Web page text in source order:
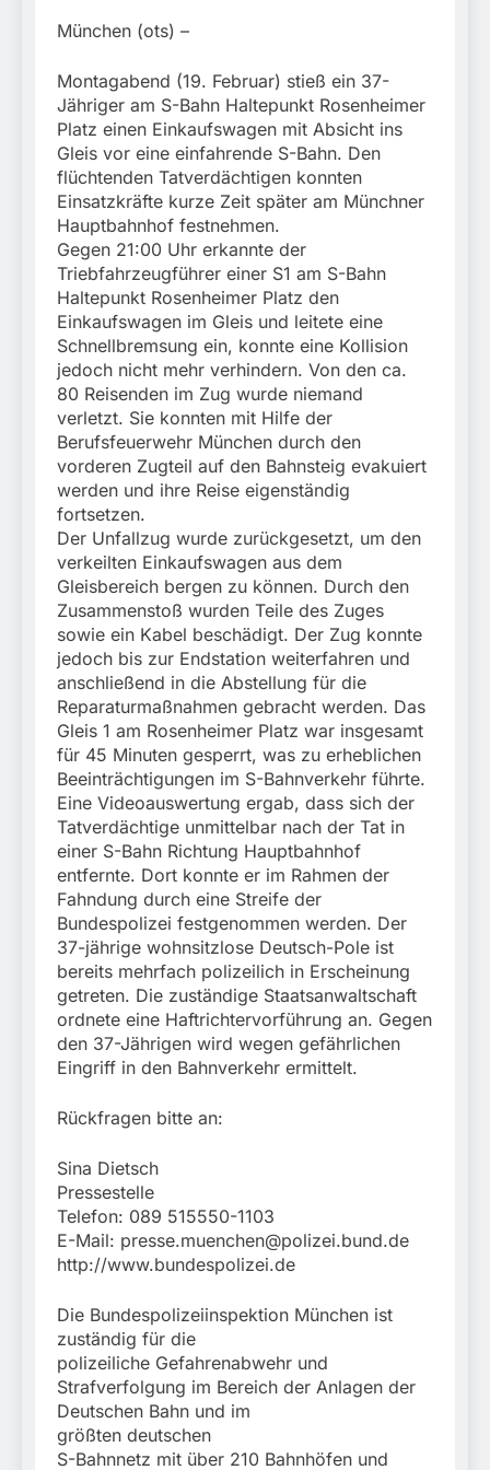
München (ots) –
Montagabend (19. Februar) stieß ein 37-
Jähriger am S-Bahn Haltepunkt Rosenheimer
Platz einen Einkaufswagen mit Absicht ins
Gleis vor eine einfahrende S-Bahn. Den
flüchtenden Tatverdächtigen konnten
Einsatzkräfte kurze Zeit später am Münchner
Hauptbahnhof festnehmen.
Gegen 21:00 Uhr erkannte der
Triebfahrzeugführer einer S1 am S-Bahn
Haltepunkt Rosenheimer Platz den
Einkaufswagen im Gleis und leitete eine
Schnellbremsung ein, konnte eine Kollision
jedoch nicht mehr verhindern. Von den ca.
80 Reisenden im Zug wurde niemand
verletzt. Sie konnten mit Hilfe der
Berufsfeuerwehr München durch den
vorderen Zugteil auf den Bahnsteig evakuiert
werden und ihre Reise eigenständig
fortsetzen.
Der Unfallzug wurde zurückgesetzt, um den
verkeilten Einkaufswagen aus dem
Gleisbereich bergen zu können. Durch den
Zusammenstoß wurden Teile des Zuges
sowie ein Kabel beschädigt. Der Zug konnte
jedoch bis zur Endstation weiterfahren und
anschließend in die Abstellung für die
Reparaturmaßnahmen gebracht werden. Das
Gleis 1 am Rosenheimer Platz war insgesamt
für 45 Minuten gesperrt, was zu erheblichen
Beeinträchtigungen im S-Bahnverkehr führte.
Eine Videoauswertung ergab, dass sich der
Tatverdächtige unmittelbar nach der Tat in
einer S-Bahn Richtung Hauptbahnhof
entfernte. Dort konnte er im Rahmen der
Fahndung durch eine Streife der
Bundespolizei festgenommen werden. Der
37-jährige wohnsitzlose Deutsch-Pole ist
bereits mehrfach polizeilich in Erscheinung
getreten. Die zuständige Staatsanwaltschaft
ordnete eine Haftrichtervorführung an. Gegen
den 37-Jährigen wird wegen gefährlichen
Eingriff in den Bahnverkehr ermittelt.
Rückfragen bitte an:
Sina Dietsch
Pressestelle
Telefon: 089 515550-1103
E-Mail: presse.muenchen@polizei.bund.de
http://www.bundespolizei.de
Die Bundespolizeiinspektion München ist
zuständig für die
polizeiliche Gefahrenabwehr und
Strafverfolgung im Bereich der Anlagen der
Deutschen Bahn und im
größten deutschen
S-Bahnnetz mit über 210 Bahnhöfen und